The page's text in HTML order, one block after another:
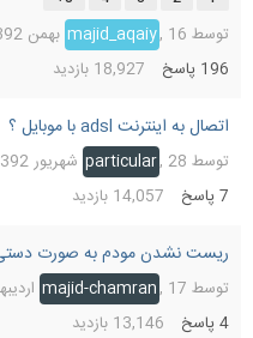
توسط majid_aqaiy ,16 بهمن 1392
196 پاسخ 18,927 بازدید
اتصال به اینترنت adsl با موبایل ؟
توسط particular ,28 شهریور 1392
پاسخ 14,057 بازدید
ریست نشدن مودم به صورت دستی
توسط majid-chamran ,17 اردیبهشت 1396
4پاسخ 13,146 بازدید